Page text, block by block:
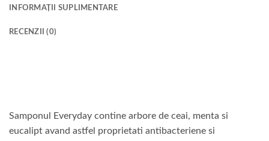
INFORMAȚII SUPLIMENTARE
RECENZII (0)
Samponul Everyday contine arbore de ceai, menta si
eucalipt avand astfel proprietati antibacteriene si